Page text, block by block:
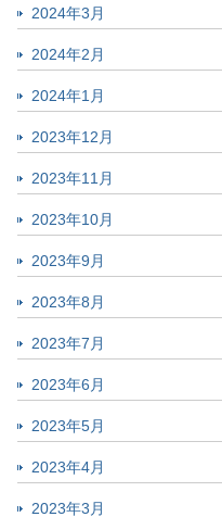
2024年3月
2024年2月
2024年1月
2023年12月
2023年11月
2023年10月
2023年9月
2023年8月
2023年7月
2023年6月
2023年5月
2023年4月
2023年3月